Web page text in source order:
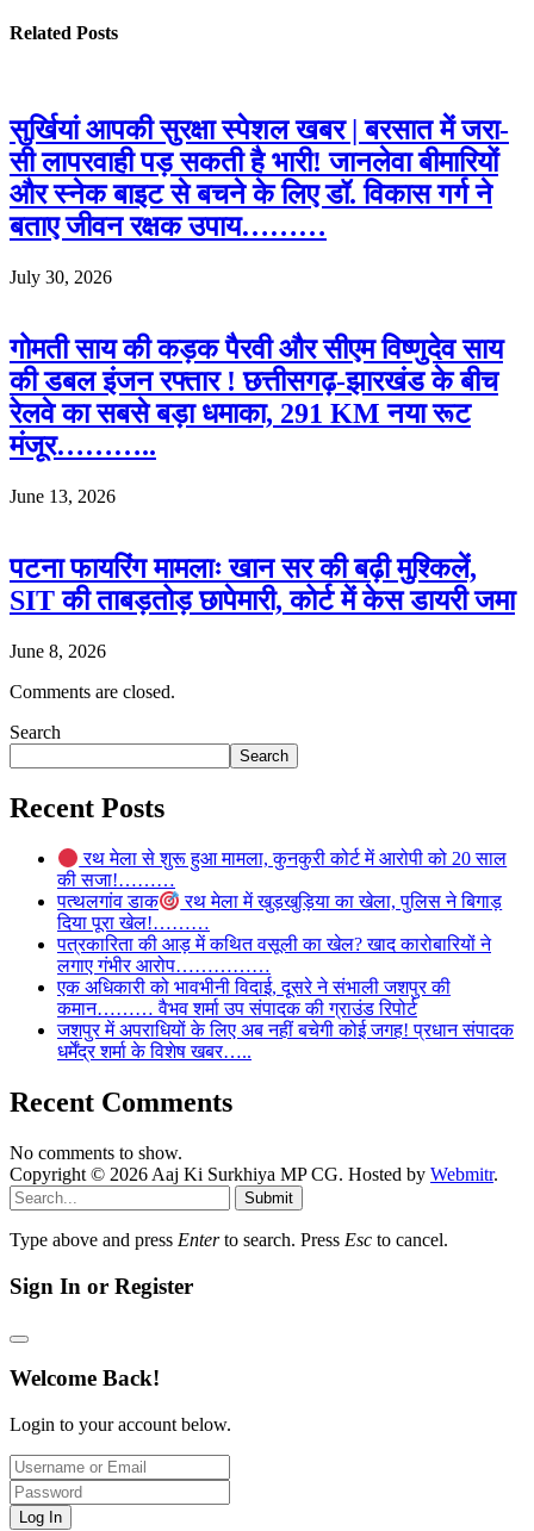
Related Posts
सुर्खियां आपकी सुरक्षा स्पेशल खबर | बरसात में जरा-
सी लापरवाही पड़ सकती है भारी! जानलेवा बीमारियों
और स्नेक बाइट से बचने के लिए डॉ. विकास गर्ग ने
बताए जीवन रक्षक उपाय………
July 30, 2026
गोमती साय की कड़क पैरवी और सीएम विष्णुदेव साय
की डबल इंजन रफ्तार ! छत्तीसगढ़-झारखंड के बीच
रेलवे का सबसे बड़ा धमाका, 291 KM नया रूट
मंजूर………..
June 13, 2026
पटना फायरिंग मामलाः खान सर की बढ़ी मुश्किलें,
SIT की ताबड़तोड़ छापेमारी, कोर्ट में केस डायरी जमा
June 8, 2026
Comments are closed.
Search
Search
Recent Posts
रथ मेला से शुरू हुआ मामला, कुनकुरी कोर्ट में आरोपी को 20 साल
की सजा!………
पत्थलगांव डाक
रथ मेला में खुड़खुड़िया का खेला, पुलिस ने बिगाड़
दिया पूरा खेल!………
पत्रकारिता की आड़ में कथित वसूली का खेल? खाद कारोबारियों ने
लगाए गंभीर आरोप……………
एक अधिकारी को भावभीनी विदाई, दूसरे ने संभाली जशपुर की
कमान……… वैभव शर्मा उप संपादक की ग्राउंड रिपोर्ट
जशपुर में अपराधियों के लिए अब नहीं बचेगी कोई जगह! प्रधान संपादक
धर्मेंद्र शर्मा के विशेष खबर…..
Recent Comments
No comments to show.
Copyright © 2026 Aaj Ki Surkhiya MP CG. Hosted by Webmitr.
Submit
Type above and press Enterto search. Press Esc to cancel.
Sign In or Register
Welcome Back!
Login to your account below.
Log In